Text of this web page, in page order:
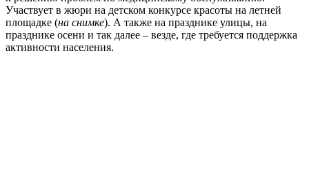
Участвует в жюри на детском конкурсе красоты на летней
площадке (на снимке). А также на празднике улицы, на
празднике осени и так далее – везде, где требуется поддержка
активности населения.